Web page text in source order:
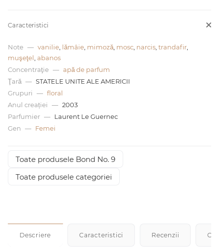
Caracteristici
Note — vanilie lămâie mimoză mosc narcis trandafir
muşeţel abanos
Concentraţie — apă de parfum
Ţară — STATELE UNITE ALE AMERICII
Grupuri
— floral
Anul creației
— 2003
Parfumier — Laurent Le Guernec
Gen — Femei
Toate produsele Bond No. 9
Toate produsele categoriei
Descriere Caracteristici Recenzii